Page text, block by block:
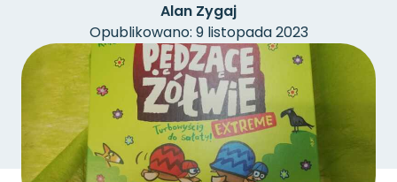
Alan Zygaj
Opublikowano: 9 listopada 2023